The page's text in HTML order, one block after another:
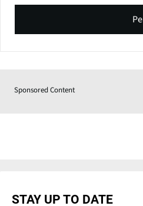
Sponsored Content
STAY UP TO DATE